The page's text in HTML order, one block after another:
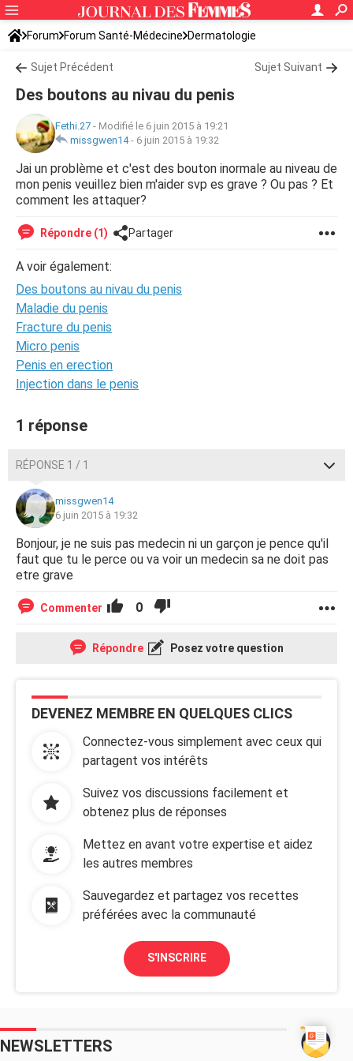
Forum Forum Santé-Médecine Dermatologie
Sujet Précédent Sujet Suivant
Des boutons au nivau du penis
Fethi.27 - Modifié le 6 juin 2015 à 19:21
missgwen14- 6 juin 2015 à 19:32
Jai un problème et c'est des bouton inormale au niveau de
mon penis veuillez bien m'aider svp es grave ? Ou pas ? Et
comment les attaquer?
Répondre (1) Partager
A voir également:
Des boutons au nivau du penis
Maladie du penis
Fracture du penis
Micro penis
Penis en erection
Injection dans le penis
1 réponse
RÉPONSE 1 / 1
missgwen14
6 juin 2015 à 19:32
Bonjour, je ne suis pas medecin ni un garçon je pence qu'il
faut que tu le perce ou va voir un medecin sa ne doit pas
etre grave
Commenter 0
Répondre Posez votre question
DEVENEZ MEMBRE EN QUELQUES CLICS
Connectez-vous simplement avec ceux qui
partagent vos intérêts
Suivez vos discussions facilement et
obtenez plus de réponses
Mettez en avant votre expertise et aidez
les autres membres
Sauvegardez et partagez vos recettes
préférées avec la communauté
S'INSCRIRE
NEWSLETTERS